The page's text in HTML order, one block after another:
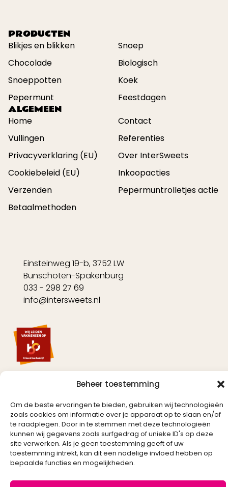
Beheer toestemming
Om de beste ervaringen te bieden, gebruiken wij technologieën
zoals cookies om informatie over je apparaat op te slaan en/of
te raadplegen. Door in te stemmen met deze technologieën
kunnen wij gegevens zoals surfgedrag of unieke ID's op deze
site verwerken. Als je geen toestemming geeft of uw
toestemming intrekt, kan dit een nadelige invloed hebben op
bepaalde functies en mogelijkheden.
PRODUCTEN
Blikjes en blikken
Snoep
Chocolade
Biologisch
Snoeppotten
Koek
Pepermunt
Feestdagen
ALGEMEEN
Home
Contact
Vullingen
Referenties
Privacyverklaring (EU)
Over InterSweets
Cookiebeleid (EU)
Inkoopacties
Verzenden
Pepermuntrolletjes actie
Betaalmethoden
Einsteinweg 19-b, 3752 LW
Bunschoten-Spakenburg
033 - 298 27 69
info@intersweets.nl
Created by